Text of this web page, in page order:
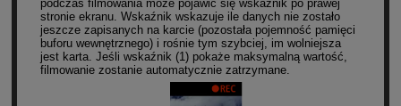
podczas filmowania może pojawić się wskaźnik po prawej
stronie ekranu. Wskaźnik wskazuje ile danych nie zostało
jeszcze zapisanych na karcie (pozostała pojemność pamięci
buforu wewnętrznego) i rośnie tym szybciej, im wolniejsza
jest karta. Jeśli wskaźnik (1) pokaże maksymalną wartość,
filmowanie zostanie automatycznie zatrzymane.